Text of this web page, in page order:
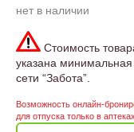
нет в наличии
Стоимость
указана
сети “Забота”.
Возможность онлайн-
для отпуска только в аптеках.